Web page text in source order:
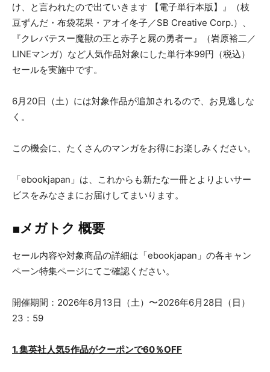
け、と言われたので出ていきます 【電子単行本版】』（枝
豆ずんだ・布袋花果・アオイ冬子／SB Creative Corp.）、
『クレバテスー魔獣の王と赤子と屍の勇者ー』（岩原裕二／
LINEマンガ）など人気作品対象にした単行本99円（税込）
セールを実施中です。
6月20日（土）には対象作品が追加されるので、お見逃しな
く。
この機会に、たくさんのマンガをお得にお楽しみください。
「ebookjapan」は、これからも新たな一冊とよりよいサー
ビスをみなさまにお届けしてまいります。
■メガトク 概要
セール内容や対象商品の詳細は「ebookjapan」の各キャン
ペーン特集ページにてご確認ください。
開催期間：2026年6月13日（土）〜2026年6月28日（日）
23：59
1. 集英社人気5作品がクーポンで60％OFF